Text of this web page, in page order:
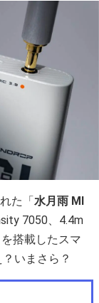
た「水月雨 MI
7050、4.4m
搭載したスマ
いまさら？